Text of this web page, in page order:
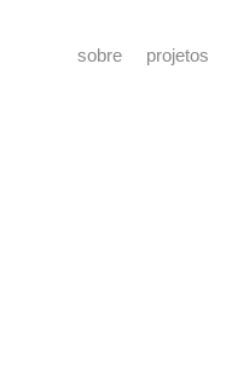
sobre projetos